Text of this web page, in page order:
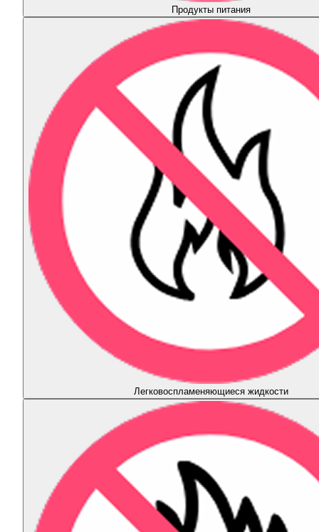
Продукты питания
Легковоспламеняющиеся жидкости